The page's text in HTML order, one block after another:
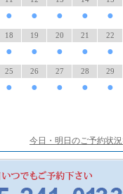
● ● ● ● ●
18
●
19
●
20
●
21
●
22
●
25
●
26
●
27
●
28
●
29
●
今日・明日のご予約状